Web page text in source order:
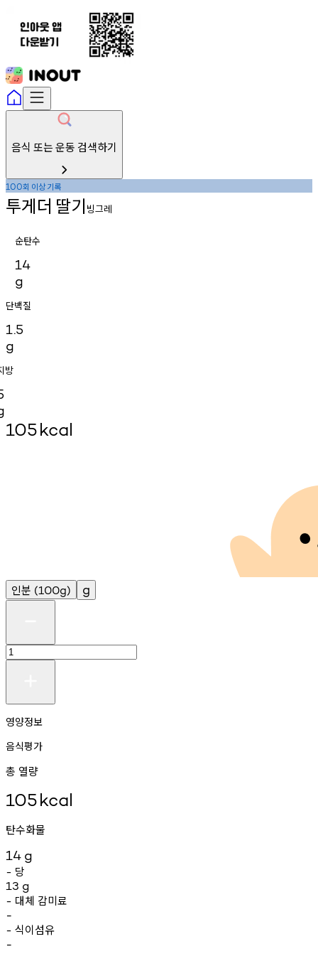
음식 또는 운동 검색하기
100회 이상기록
투게더 딸기 빙그레
순탄수
14
g
단백질
1.5
g
방
105kcal
인분 (100g) g
영양정보
음식평가
총 열량
105kcal
탄수화물
14 g
- 당
13 g
- 대체 감미료
-
- 식이섬유
-